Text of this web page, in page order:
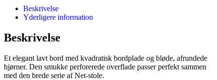
Beskrivelse
Yderligere information
Beskrivelse
Et elegant lavt bord med kvadratisk bordplade og bløde, afrundede
hjørner. Den smukke perforerede overflade passer perfekt sammen
med den brede serie af Net-stole.